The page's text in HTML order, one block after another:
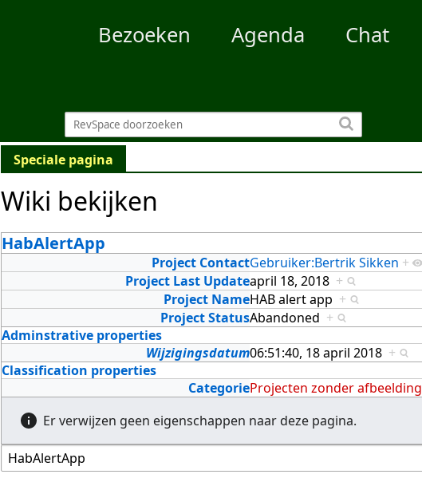
Bezoeken Agenda Chat
Speciale pagina
Wiki bekijken
HabAlertApp
Project ContactGebruiker:Bertrik Sikken +
Project Last Updateapril 18, 2018 +
Project NameHAB alert app +
Project StatusAbandoned +
Adminstrative properties
Wijzigingsdatum06:51:40, 18 april 2018 +
Classification properties
CategorieProjecten zonder afbeelding
Er verwijzen geen eigenschappen naar deze pagina.